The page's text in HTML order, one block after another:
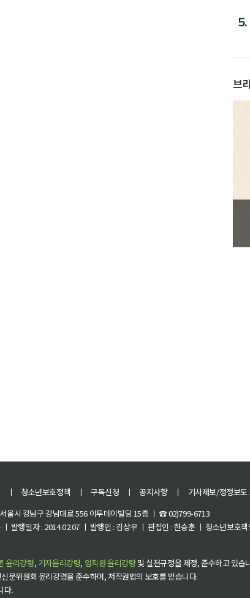
5.
브
ㅣ 청소년보호정책 ㅣ 구독신청 ㅣ 공지사항 ㅣ 기사제보/정정보도
울시 강남구 강남대로 556 이투데이빌딩 15층 ㅣ ☎ 02)799-6713
발행일자 : 2014.02.07 ㅣ 발행인 : 김상우 ㅣ 편집인 : 한승훈 ㅣ 청소년보호
윤리강령, 기자윤리강령, 임직원 윤리강령 및 실천규정을 제정, 준수하고 있습
문위원회 윤리강령을 준수하며, 저작권법의 보호를 받습니다.
다.